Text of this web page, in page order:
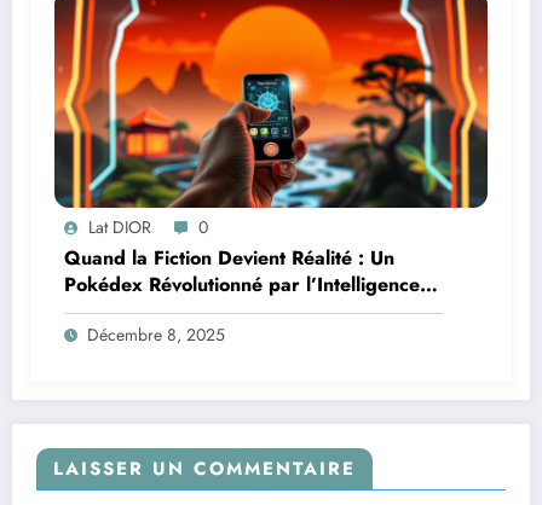
Lat DIOR 0
Quand la Fiction Devient Réalité : Un
Pokédex Révolutionné par l’Intelligence
Artificielle
Décembre 8, 2025
LAISSER UN COMMENTAIRE